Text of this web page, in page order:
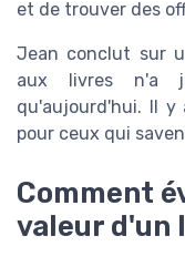
et de trouver des
Jean conclut sur
aux livres n'a
qu'aujourd'hui. Il y
pour ceux qui
Comment
valeur d'un